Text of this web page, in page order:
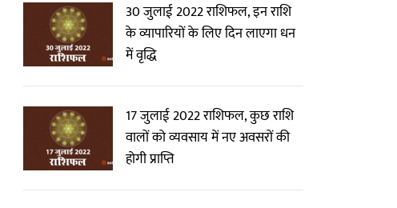
30 जुलाई 2022 राशिफल, इन राशि
के व्यापारियों के लिए दिन लाएगा धन
में वृद्धि
17 जुलाई 2022 राशिफल, कुछ राशि
वालों को व्यवसाय में नए अवसरों की
होगी प्राप्ति